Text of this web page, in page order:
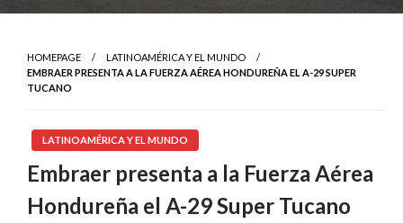
HOMEPAGE
LATINOAMÉRICA Y EL MUNDO
EMBRAER PRESENTA A LA FUERZA AÉREA HONDUREÑA EL A-29 SUPER
TUCANO
LATINOAMÉRICA Y EL MUNDO
Embraer presenta a la Fuerza Aérea
Hondureña el A-29 Super Tucano